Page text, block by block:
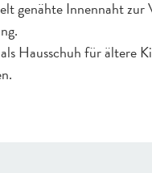
genähte Innennaht zur
Hausschuh für ältere